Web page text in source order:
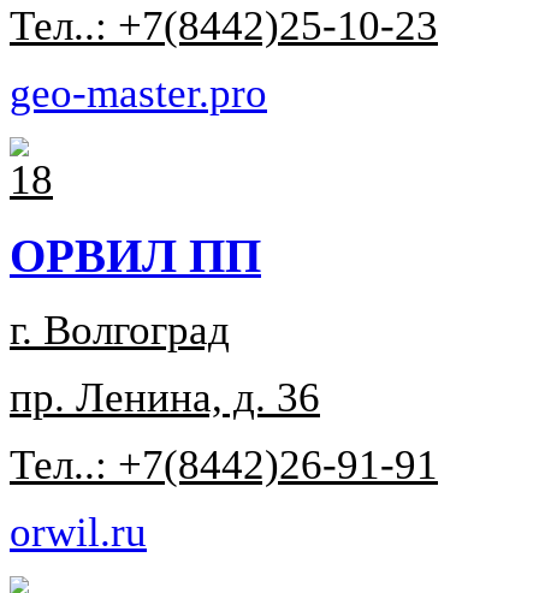
Тел..: +7(8442)25-10-23
geo-master.pro
ОРВИЛ ПП
г. Волгоград
пр. Ленина, д. 36
Тел..: +7(8442)26-91-91
orwil.ru